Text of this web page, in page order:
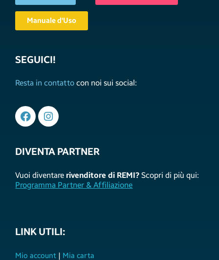
Manuale d'Uso
SEGUICI!
Resta in contatto con noi sui social:
DIVENTA PARTNER
Vuoi diventare rivenditore di REMI?Scopri di più qui:
Programma Partner & Affiliazione
LINK UTILI:
Mio account | Mia carta